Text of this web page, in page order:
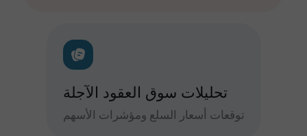
تحليلات سوق العقود الآجلة
توقعات أسعار السلع ومؤشرات الأسهم